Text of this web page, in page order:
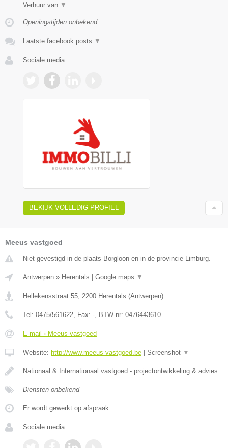
Verhuur van ▼
Openingstijden onbekend
Laatste facebook posts ▼
Sociale media:
BEKIJK VOLLEDIG PROFIEL
Meeus vastgoed
Niet gevestigd in de plaats Borgloon en in de provincie Limburg.
Antwerpen » Herentals Google maps ▼
Hellekensstraat 55, 2200 Herentals (Antwerpen)
Tel: 0475/561622, Fax: -, BTW-nr: 0476443610
E-mail › Meeus vastgoed
Website: http://www.meeus-vastgoed.be Screenshot ▼
Nationaal & Internationaal vastgoed - projectontwikkeling & advies
Diensten onbekend
Er wordt gewerkt op afspraak.
Sociale media: